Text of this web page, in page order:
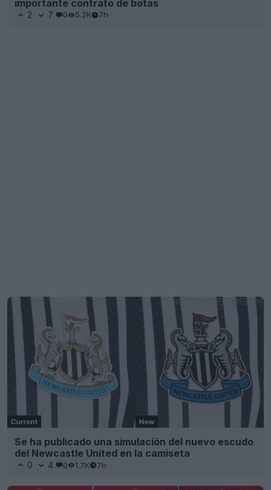
importante contrato de botas
2 7 0 5.2K 7h
Se ha publicado una simulación del nuevo escudo
del Newcastle United en la camiseta
0 4 0 1.7K 7h